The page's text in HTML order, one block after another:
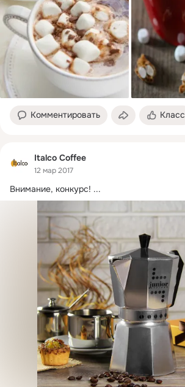
Комментировать Класс
Italco Coffee
12 мар 2017
Внимание, конкурс! ...